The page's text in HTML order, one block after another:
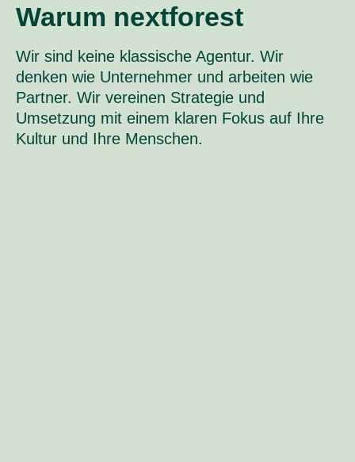
Warum nextforest
Wir sind keine klassische Agentur. Wir
denken wie Unternehmer und arbeiten wie
Partner. Wir vereinen Strategie und
Umsetzung mit einem klaren Fokus auf Ihre
Kultur und Ihre Menschen.